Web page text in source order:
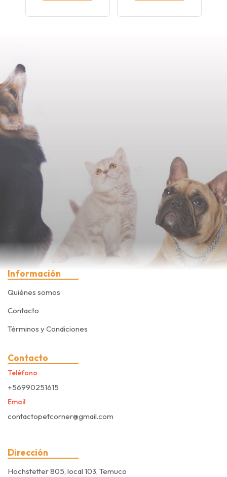
Información
Quiénes somos
Contacto
Términos y Condiciones
Contacto
Teléfono
+56990251615
Email
contactopetcorner@gmail.com
Dirección
Hochstetter 805, local 103, Temuco